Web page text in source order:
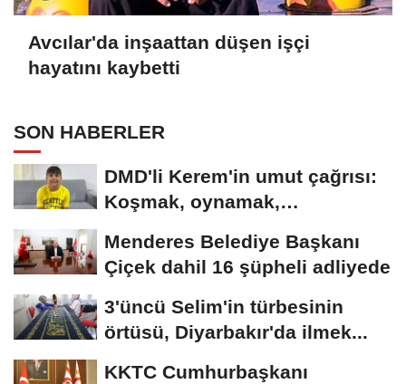
Avcılar'da inşaattan düşen işçi
hayatını kaybetti
SON HABERLER
DMD'li Kerem'in umut çağrısı:
Koşmak, oynamak,
Menderes Belediye Başkanı
Çiçek dahil 16 şüpheli adliyede
3'üncü Selim'in türbesinin
örtüsü, Diyarbakır'da ilmek...
KKTC Cumhurbaşkanı